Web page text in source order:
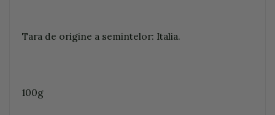
Tara de origine a semintelor: Italia.
100g